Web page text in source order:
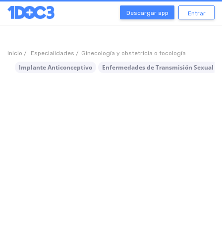
Descargar app Entrar
Inicio / Especialidades / Ginecología y obstetricia o tocología
Implante Anticonceptivo Enfermedades de Transmisión Sexual